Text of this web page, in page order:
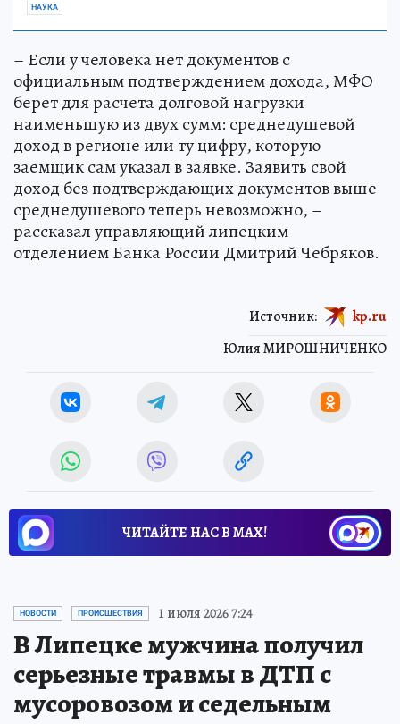
НАУКА
– Если у человека нет документов с
официальным подтверждением дохода, МФО
берет для расчета долговой нагрузки
наименьшую из двух сумм: среднедушевой
доход в регионе или ту цифру, которую
заемщик сам указал в заявке. Заявить свой
доход без подтверждающих документов выше
среднедушевого теперь невозможно, –
рассказал управляющий липецким
отделением Банка России Дмитрий Чебряков.
Юлия МИРОШНИЧЕНКО
Источник: kp.ru
ЧИТАЙТЕ НАС В МАХ!
НОВОСТИ ПРОИСШЕСТВИЯ 1 июля 2026 7:24
В Липецке мужчина получил
серьезные травмы в ДТП с
мусоровозом и седельным